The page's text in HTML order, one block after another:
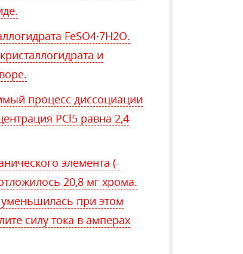
FeSO4∙7H2O.
и
процесс диссоциации
PCl5 равна 2,4
элемента (-
20,8 мг хрома.
при этом
силу тока в амперах